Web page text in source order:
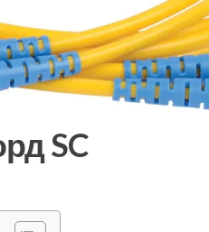
SC